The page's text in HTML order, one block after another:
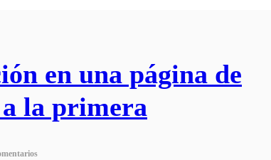
en una página de
la primera